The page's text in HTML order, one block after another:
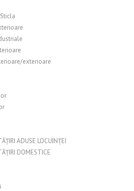
exterioare
ADUSE LOCUINȚEI
DOMESTICE